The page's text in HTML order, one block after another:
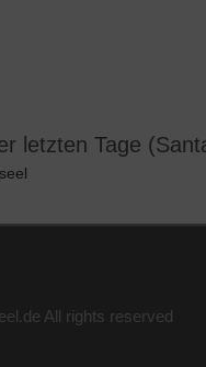
letzten Tage
All rights reserved